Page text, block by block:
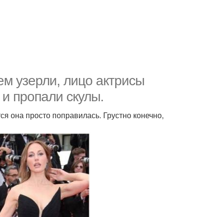
узерли, лицо актрисы
пропали скулы.
она просто поправилась. Грустно конечно,